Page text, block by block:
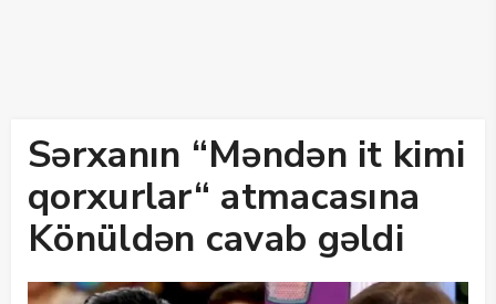
Sərxanın “Məndən it kimi
qorxurlar“ atmacasına
Könüldən cavab gəldi